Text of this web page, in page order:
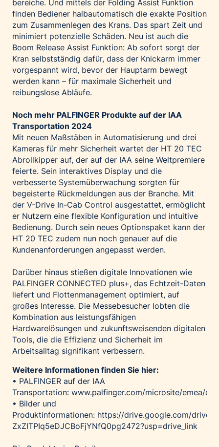
bereiche. Und mittels der Folding Assist Funktion
finden Bediener halbautomatisch die exakte Position
zum Zusammenlegen des Krans. Das spart Zeit und
minimiert potenzielle Schäden. Neu ist auch die
Boom Release Assist Funktion: Ab sofort sorgt der
Kran selbstständig dafür, dass der Knickarm immer
vorgespannt wird, bevor der Hauptarm bewegt
werden kann – für maximale Sicherheit und
reibungslose Abläufe.
Noch mehr PALFINGER Produkte auf der IAA
Transportation 2024
Mit neuen Maßstäben in Automatisierung und drei
Kameras für mehr Sicherheit wartet der HT 20 TEC
Abrollkipper auf, der auf der IAA seine Weltpremiere
feierte. Sein interaktives Display und die
verbesserte Systemüberwachung sorgten für
begeisterte Rückmeldungen aus der Branche. Mit
der V-Drive In-Cab Control ausgestattet, ermöglicht
er Nutzern eine flexible Konfiguration und intuitive
Bedienung. Durch sein neues Optionspaket kann der
HT 20 TEC zudem nun noch genauer auf die
Kundenanforderungen angepasst werden.
Darüber hinaus stießen digitale Innovationen wie
PALFINGER CONNECTED plus+, das Echtzeit-Daten
liefert und Flottenmanagement optimiert, auf
großes Interesse. Die Messebesucher lobten die
Kombination aus leistungsfähigen
Hardwarelösungen und zukunftsweisenden digitalen
Tools, die die Effizienz und Sicherheit im
Arbeitsalltag signifikant verbessern.
Weitere Informationen finden Sie hier:
• PALFINGER auf der IAA
Transportation: www.palfinger.com/microsite/emea/
• Bilder und
Produktinformationen: https://drive.google.com/drive/
ZxZITPIq5eDJCBoFjYNfQ0pg2472?usp=drive_link